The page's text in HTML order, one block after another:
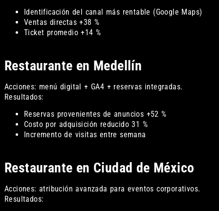
Identificación del canal más rentable (Google Maps)
Ventas directas +38 %
Ticket promedio +14 %
Restaurante en Medellín
Acciones: menú digital + GA4 + reservas integradas.
Resultados:
Reservas provenientes de anuncios +52 %
Costo por adquisición reducido 31 %
Incremento de visitas entre semana
Restaurante en Ciudad de México
Acciones: atribución avanzada para eventos corporativos.
Resultados: